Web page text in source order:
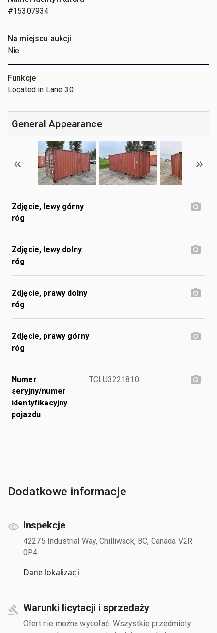
#15307934
Na miejscu aukcji
Nie
Funkcje
Located in Lane 30
General Appearance
Zdjęcie, lewy górny
róg
Zdjęcie, lewy dolny
róg
Zdjęcie, prawy dolny
róg
Zdjęcie, prawy górny
róg
Numer
seryjny/numer
identyfikacyjny
pojazdu
TCLU3221810
Dodatkowe informacje
Inspekcje
42275 Industrial Way, Chilliwack, BC, Canada V2R
0P4
Dane lokalizacji
Warunki licytacji i sprzedaży
Ofert nie można wycofać. Wszystkie przedmioty